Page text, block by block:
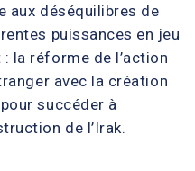
aux déséquilibres de
puissances en jeu
la réforme de l’action
avec la création
succéder à
de l’Irak.